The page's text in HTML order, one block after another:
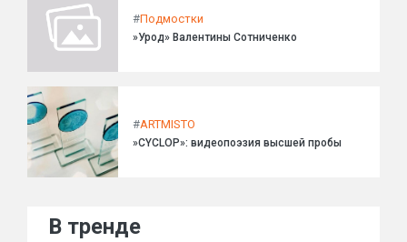
#Подмостки
»Урод» Валентины Сотниченко
#ARTMISTO
»CYCLOP»: видеопоэзия высшей пробы
В тренде